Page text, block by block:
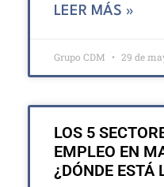
LEER MÁS »
Grupo CDM 29 de
LOS 5
EMPLEO EN
¿DÓNDE ESTÁ